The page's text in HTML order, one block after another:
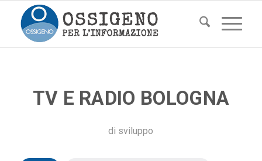
TV E RADIO BOLOGNA
di sviluppo